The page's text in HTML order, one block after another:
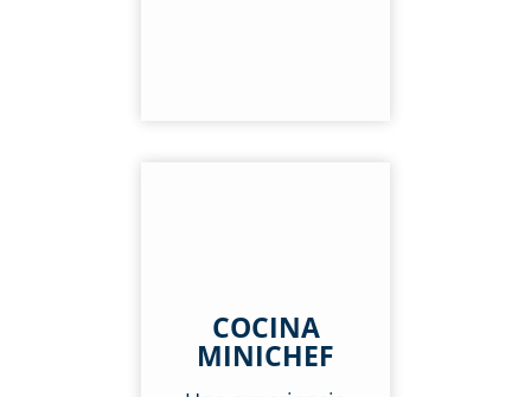
COCINA
MINICHEF